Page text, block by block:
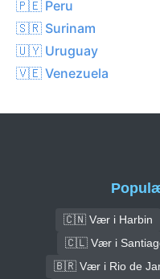
🇵🇪 Peru
🇸🇷 Surinam
🇺🇾 Uruguay
🇻🇪 Venezuela
🇨🇳 Vær i Harbin
🇨🇱 Vær i
🇧🇷 Vær i Rio de